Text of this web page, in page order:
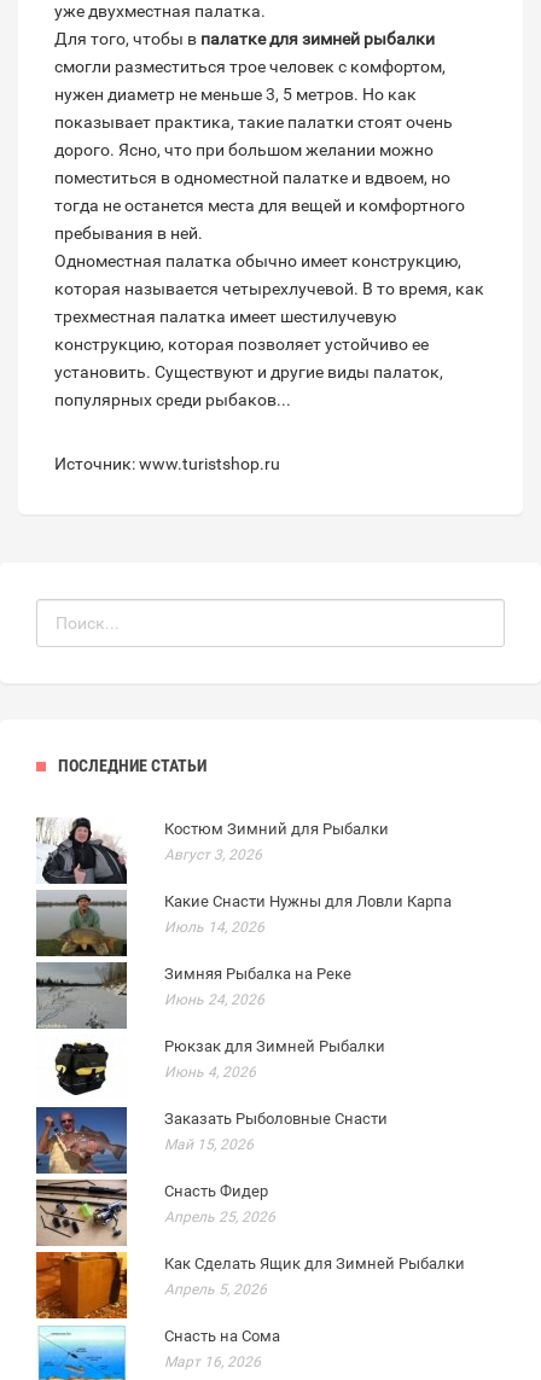
уже двухместная палатка.
Для того, чтобы в палатке для зимней рыбалки
смогли разместиться трое человек с комфортом,
нужен диаметр не меньше 3, 5 метров. Но как
показывает практика, такие палатки стоят очень
дорого. Ясно, что при большом желании можно
поместиться в одноместной палатке и вдвоем, но
тогда не останется места для вещей и комфортного
пребывания в ней.
Одноместная палатка обычно имеет конструкцию,
которая называется четырехлучевой. В то время, как
трехместная палатка имеет шестилучевую
конструкцию, которая позволяет устойчиво ее
установить. Существуют и другие виды палаток,
популярных среди рыбаков...
Источник: www.turistshop.ru
ПОСЛЕДНИЕ СТАТЬИ
Костюм Зимний для Рыбалки
Август 3, 2026
Какие Снасти Нужны для Ловли Карпа
Июль 14, 2026
Зимняя Рыбалка на Реке
Июнь 24, 2026
Рюкзак для Зимней Рыбалки
Июнь 4, 2026
Заказать Рыболовные Снасти
Май 15, 2026
Снасть Фидер
Апрель 25, 2026
Как Сделать Ящик для Зимней Рыбалки
Апрель 5, 2026
Снасть на Сома
Март 16, 2026